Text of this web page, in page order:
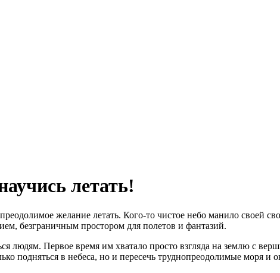
летать!
желание летать. Кого-то чистое небо манило своей
безграничным простором для полетов и фантазий.
людям. Первое время им хватало просто взгляда на землю с
подняться в небеса, но и пересечь труднопреодолимые моря